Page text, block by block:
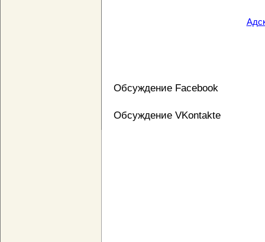
Обсуждение Facebook
Обсуждение VKontakte